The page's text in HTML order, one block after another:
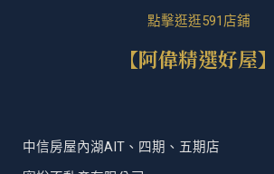
點擊逛逛591店鋪
【阿偉精選好屋】
中信房屋內湖AIT、四期、五期店